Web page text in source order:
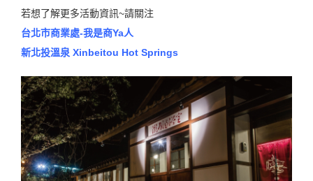
若想了解更多活動資訊~請關注
台北市商業處-我是商Ya人
新北投溫泉 Xinbeitou Hot Springs